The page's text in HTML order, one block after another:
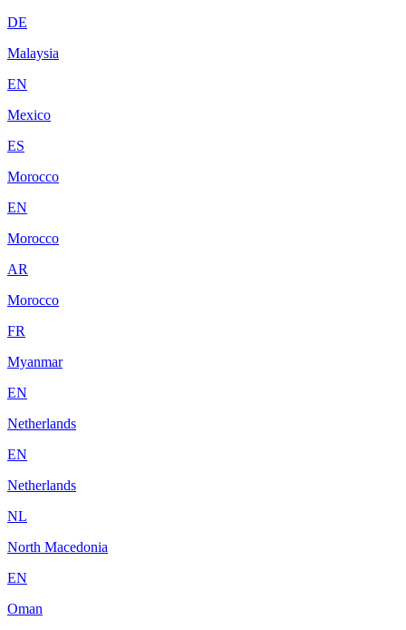
DE
Malaysia
EN
Mexico
ES
Morocco
EN
Morocco
AR
Morocco
FR
Myanmar
EN
Netherlands
EN
Netherlands
NL
North Macedonia
EN
Oman